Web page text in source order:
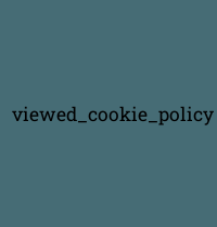
viewed_cookie_policy